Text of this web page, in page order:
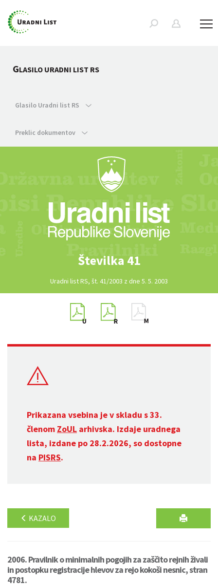
GLASILO URADNI LIST RS
Glasilo Uradni list RS
Preklic dokumentov
Številka 41
Uradni list RS, št. 41/2003 z dne 5. 5. 2003
Prikazana vsebina je v skladu s 33.
členom ZoUL arhivska. Izdaje uradnega
lista, izdane po 28.2.2026, so dostopne
na PISRS.
KAZALO
2006. Pravilnik o minimalnih pogojih za zaščito rejnih živali
in postopku registracije hlevov za rejo kokoši nesnic, stran
4781.